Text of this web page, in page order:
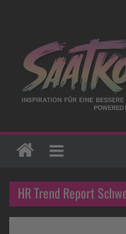
HR Trend Report